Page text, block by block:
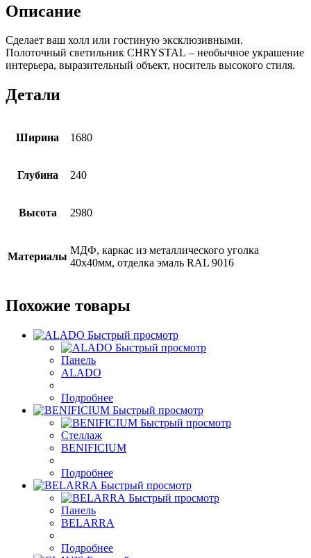
Описание
Сделает ваш холл или гостиную эксклюзивными.
Полоточный светильник CHRYSTAL – необычное украшение
интерьера, выразительный объект, носитель высокого стиля.
Детали
Ширина 1680
Глубина 240
Высота 2980
Материалы
МДФ, каркас из металлического уголка
40х40мм, отделка эмаль RAL 9016
Похожие товары
Быстрый просмотр
Быстрый просмотр
Панель
ALADO
Подробнее
Быстрый просмотр
Быстрый просмотр
Стеллаж
BENIFICIUM
Подробнее
Быстрый просмотр
Быстрый просмотр
Панель
BELARRA
Подробнее